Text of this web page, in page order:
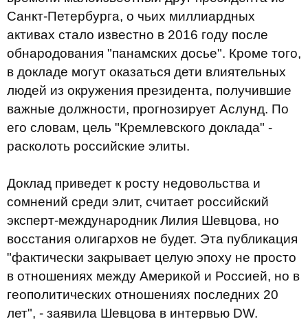
Санкт-Петербурга, о чьих миллиардных
активах стало известно в 2016 году после
обнародования "панамских досье". Кроме того,
в докладе могут оказаться дети влиятельных
людей из окружения президента, получившие
важные должности, прогнозирует Аслунд. По
его словам, цель "Кремлевского доклада" -
расколоть российские элиты.
Доклад приведет к росту недовольства и
сомнений среди элит, считает российский
эксперт-международник Лилия Шевцова, но
восстания олигархов не будет. Эта публикация
"фактически закрывает целую эпоху не просто
в отношениях между Америкой и Россией, но в
геополитических отношениях последних 20
лет", - заявила Шевцова в интервью DW.